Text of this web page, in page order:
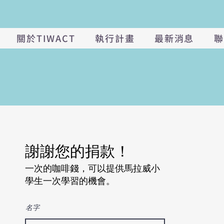
關於TIWACT 執行計畫 最新消息
謝謝您的捐款！
一次的咖啡錢，可以提供馬拉威小
學生一次學習的機會。
名字